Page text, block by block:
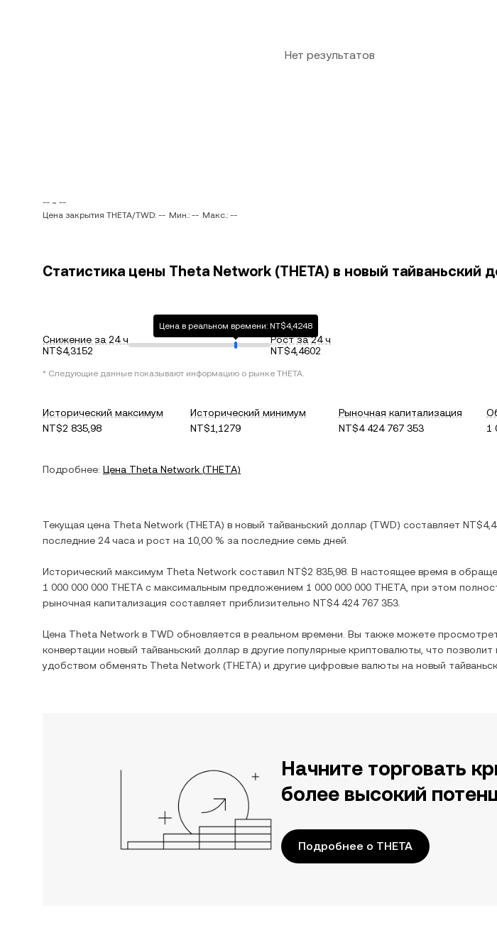
Нет результатов
-- ~ --
Цена закрытия THETA/TWD: -- Мин.: -- Макс.: --
Статистика цены Theta Network (THETA) в новый тайваньский
Снижение за 24 ч
NT$4,3152
Цена в реальном времени: NT$4,4248
Рост за 24 ч
NT$4,4602
* Следующие данные показывают информацию о рынке THETA.
Исторический максимум
NT$2 835,98
Исторический минимум
NT$1,1279
Рыночная капитализация
NT$4 424 767 353
1
Подробнее: Цена Theta Network (THETA)
Текущая цена Theta Network (THETA) в новый тайваньский доллар (TWD) составляет
последние 24 часа и рост на 10,00 % за последние семь дней.
Исторический максимум Theta Network составил NT$2 835,98 . В настоящее время в
1 000 000 000 THETA с максимальным предложением 1 000 000 000 THETA , при этом
рыночная капитализация составляет приблизительно NT$4 424 767 353
Цена Theta Network в TWD обновляется в реальном времени. Вы также можете
конвертации новый тайваньский доллар в другие популярные криптовалюты, что
удобством обменять Theta Network (THETA) и другие цифровые валюты на новый
Начните торговать
более высокий
Подробнее о THETA